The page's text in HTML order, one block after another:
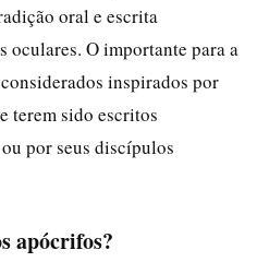
oral e escrita
oculares. O importante para a
inspirados por
terem sido escritos
por seus discípulos
apócrifos?